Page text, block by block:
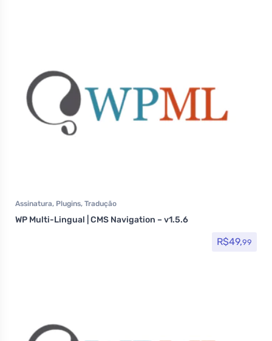
Assinatura, Plugins, Tradução
WP Multi-Lingual | CMS Navigation – v1.5.6
R$49,99